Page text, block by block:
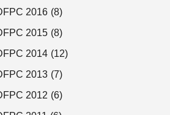
2016 (8)
2015 (8)
2014 (12)
2013 (7)
2012 (6)